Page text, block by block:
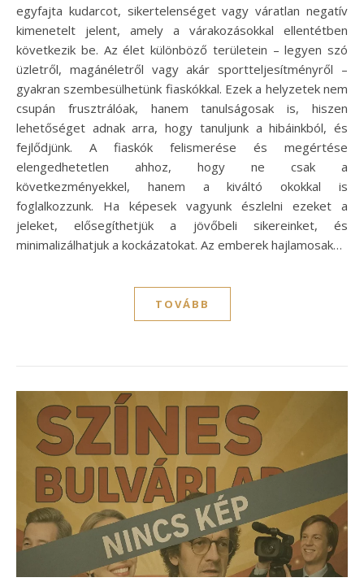
egyfajta kudarcot, sikertelenséget vagy váratlan negatív
kimenetelt jelent, amely a várakozásokkal ellentétben
következik be. Az élet különböző területein – legyen szó
üzletről, magánéletről vagy akár sportteljesítményről –
gyakran szembesülhetünk fiaskókkal. Ezek a helyzetek nem
csupán frusztrálóak, hanem tanulságosak is, hiszen
lehetőséget adnak arra, hogy tanuljunk a hibáinkból, és
fejlődjünk. A fiaskók felismerése és megértése
elengedhetetlen ahhoz, hogy ne csak a
következményekkel, hanem a kiváltó okokkal is
foglalkozzunk. Ha képesek vagyunk észlelni ezeket a
jeleket, elősegíthetjük a jövőbeli sikereinket, és
minimalizálhatjuk a kockázatokat. Az emberek hajlamosak…
TOVÁBB